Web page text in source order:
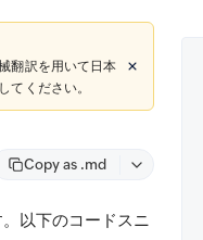
翻訳を用いて日本
てください。
Copy as .md
以下のコードスニ